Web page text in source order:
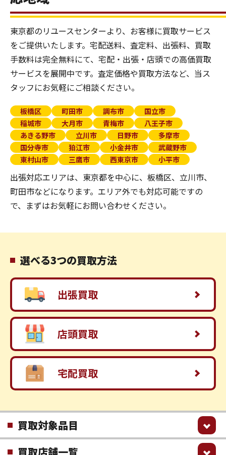
東京都のリユースセンターより、お客様に買取サービス
をご提供いたします。宅配送料、査定料、出張料、買取
手数料は完全無料にて、宅配・出張・店頭での高価買取
サービスを展開中です。査定価格や買取方法など、当ス
タッフにお気軽にご相談ください。
板橋区 町田市 調布市
国立市
稲城市
大月市 青梅市
八王子市
あきる野市
立川市 日野市
多摩市
国分寺市
狛江市 小金井市
武蔵野市
東村山市
三鷹市 西東京市 小平市
出張対応エリアは、東京都を中心に、板橋区、立川市、
町田市などになります。エリア外でも対応可能ですの
で、まずはお気軽にお問い合わせください。
選べる3つの買取方法
出張買取
店頭買取
宅配買取
買取対象品目
買取店舗一覧